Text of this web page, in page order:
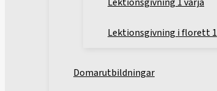
Lektionsgivning i florett 1
Domarutbildningar